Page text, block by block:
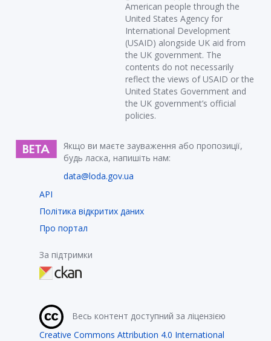
American people through the
United States Agency for
International Development
(USAID) alongside UK aid from
the UK government. The
contents do not necessarily
reflect the views of USAID or the
United States Government and
the UK government’s official
policies.
Якщо ви маєте зауваження або пропозиції,
будь ласка, напишіть нам:
data@loda.gov.ua
API
Політика відкритих даних
Про портал
За підтримки
Весь контент доступний за ліцензією
Creative Commons Attribution 4.0 International